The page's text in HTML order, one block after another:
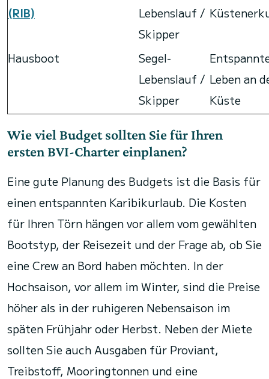
(RIB)
Lebenslauf /
Skipper
Hausboot
Segel-
Lebenslauf /
Skipper
Leben an
Küste
Wie viel Budget sollten Sie für Ihren
ersten BVI-Charter einplanen?
Eine gute Planung des Budgets ist die Basis für
einen entspannten Karibikurlaub. Die Kosten
für Ihren Törn hängen vor allem vom gewählten
Bootstyp, der Reisezeit und der Frage ab, ob Sie
eine Crew an Bord haben möchten. In der
Hochsaison, vor allem im Winter, sind die Preise
höher als in der ruhigeren Nebensaison im
späten Frühjahr oder Herbst. Neben der Miete
sollten Sie auch Ausgaben für Proviant,
Treibstoff, Mooringtonnen und eine